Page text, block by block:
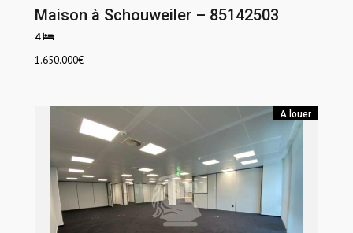
Maison à Schouweiler – 85142503
4
1.650.000€
A louer